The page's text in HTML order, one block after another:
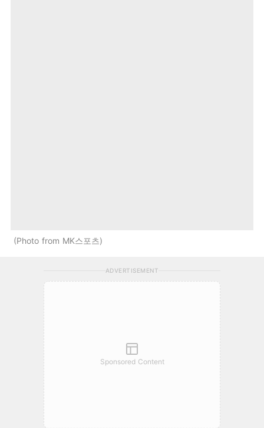
Photo from MK스포츠
ADVERTISEMENT
Sponsored Content